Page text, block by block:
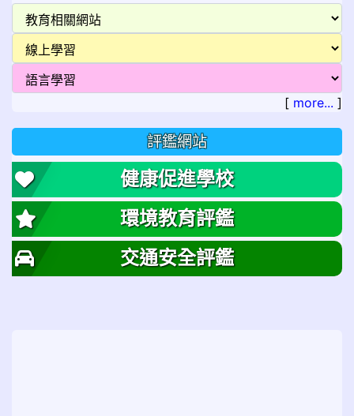
[ more... ]
評鑑網站
健康促進學校
環境教育評鑑
交通安全評鑑